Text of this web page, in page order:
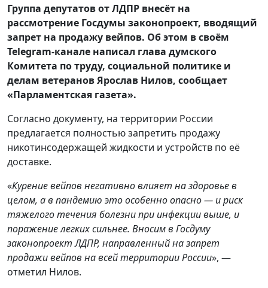
Группа депутатов от ЛДПР внесёт на
рассмотрение Госдумы законопроект, вводящий
запрет на продажу вейпов. Об этом в своём
Telegram-канале написал глава думского
Комитета по труду, социальной политике и
делам ветеранов Ярослав Нилов, сообщает
«Парламентская газета».
Согласно документу, на территории России
предлагается полностью запретить продажу
никотинсодержащей жидкости и устройств по её
доставке.
«Курение вейпов негативно влияет на здоровье в
целом, а в пандемию это особенно опасно — и риск
тяжелого течения болезни при инфекции выше, и
поражение легких сильнее. Вносим в Госдуму
законопроект ЛДПР, направленный на запрет
продажи вейпов на всей территории России», —
отметил Нилов.